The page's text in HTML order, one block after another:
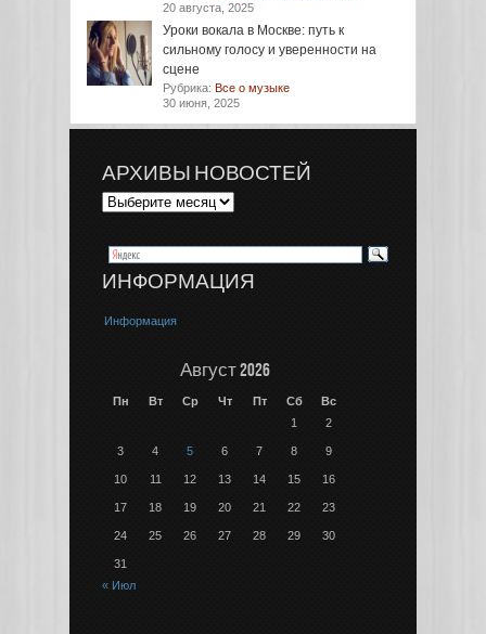
20 августа, 2025
Уроки вокала в Москве: путь к
сильному голосу и уверенности на
сцене
Рубрика: Все о музыке
30 июня, 2025
АРХИВЫ НОВОСТЕЙ
ИНФОРМАЦИЯ
Информация
Август 2026
Пн Вт Ср Чт Пт Сб
Вс
1
2
3 4 5 6 7 8 9
10 11 12 13 14 15 16
17 18 19 20 21 22 23
24 25 26 27 28 29 30
31
« Июл